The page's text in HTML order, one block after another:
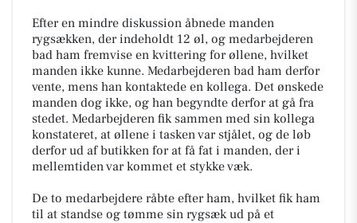
Efter en mindre diskussion åbnede manden
rygsækken, der indeholdt 12 øl, og medarbejderen
bad ham fremvise en kvittering for øllene, hvilket
manden ikke kunne. Medarbejderen bad ham derfor
vente, mens han kontaktede en kollega. Det ønskede
manden dog ikke, og han begyndte derfor at gå fra
stedet. Medarbejderen fik sammen med sin kollega
konstateret, at øllene i tasken var stjålet, og de løb
derfor ud af butikken for at få fat i manden, der i
mellemtiden var kommet et stykke væk.
De to medarbejdere råbte efter ham, hvilket fik ham
til at standse og tømme sin rygsæk ud på et